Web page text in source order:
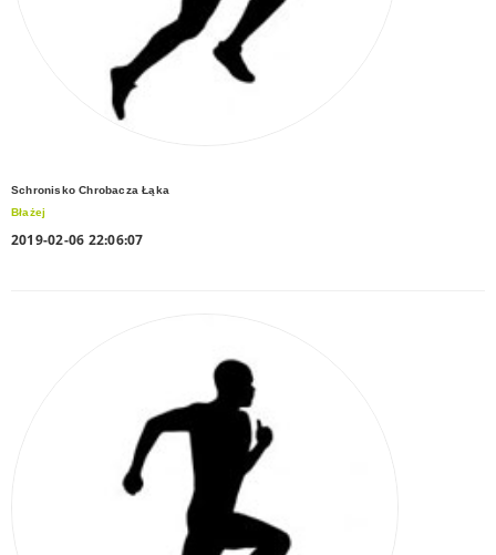
Schronisko Chrobacza Łąka
Błażej
2019-02-06 22:06:07